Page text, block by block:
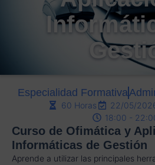
Especialidad Formativa
60 Horas 22/05/
18:00 -
Curso de Ofimática y
Informáticas de Gestión
Aprende a utilizar las principales